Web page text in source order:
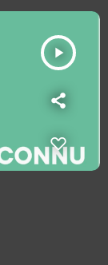
play_arrow